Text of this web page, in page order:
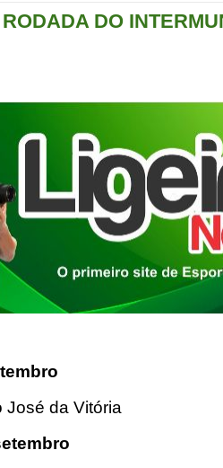
DO
José da Vitória